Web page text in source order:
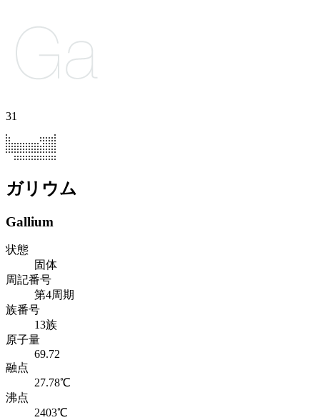
31
ガリウム
Gallium
状態
固体
周記番号
第4周期
族番号
13族
原子量
69.72
融点
27.78℃
沸点
2403℃